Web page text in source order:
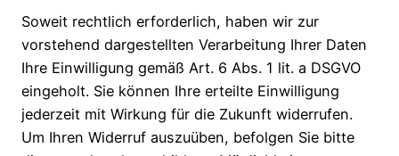
Soweit rechtlich erforderlich, haben wir zur
vorstehend dargestellten Verarbeitung Ihrer Daten
Ihre Einwilligung gemäß Art. 6 Abs. 1 lit. a DSGVO
eingeholt. Sie können Ihre erteilte Einwilligung
jederzeit mit Wirkung für die Zukunft widerrufen.
Um Ihren Widerruf auszuüben, befolgen Sie bitte